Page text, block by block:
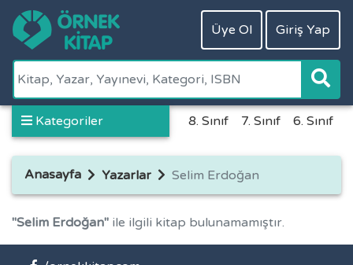
Üye Ol Giriş Yap
Kategoriler 8. Sınıf 7. Sınıf 6. Sınıf
Anasayfa Yazarlar Selim Erdoğan
"Selim Erdoğan" ile ilgili kitap bulunamamıştır.